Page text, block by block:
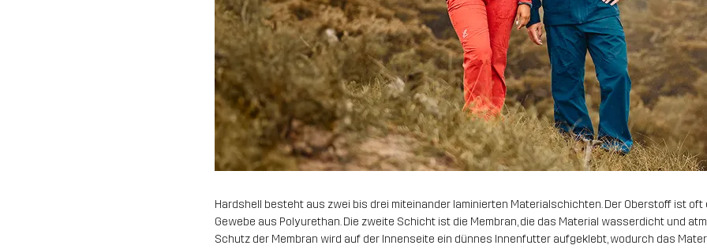
Hardshell besteht aus zwei bis drei miteinander laminierten Materialschichten. Der Oberstoff ist
Gewebe aus Polyurethan. Die zweite Schicht ist die Membran, die das Material wasserdicht und
Schutz der Membran wird auf der Innenseite ein dünnes Innenfutter aufgeklebt, wodurch das